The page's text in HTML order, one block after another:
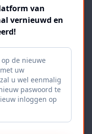
van
vernieuwd en
de nieuwe
uw
u wel eenmalig
paswoord te
inloggen op